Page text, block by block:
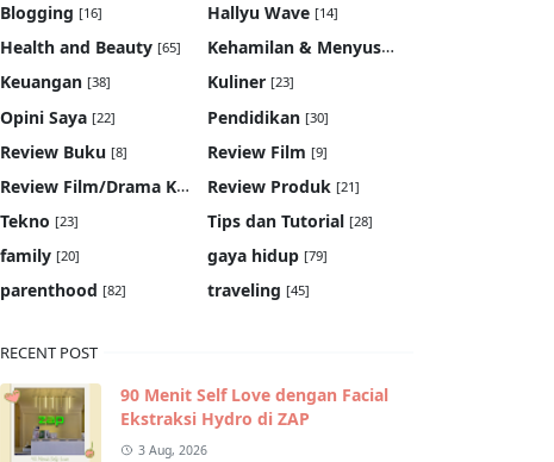
Blogging [16] Hallyu Wave [14]
Health and Beauty [65] Kehamilan & Menyusui
Keuangan [38] Kuliner [23]
Opini Saya [22] Pendidikan [30]
Review Buku [8] Review Film [9]
Review Film/Drama Korea [22]
Review Produk [21]
Tekno [23] Tips dan Tutorial [28]
family [20] gaya hidup [79]
parenthood [82] traveling [45]
RECENT POST
90 Menit Self Love dengan Facial
Ekstraksi Hydro di ZAP
3 Aug, 2026